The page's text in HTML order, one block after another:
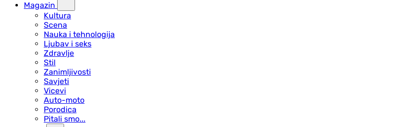
Magazin
Kultura
Scena
Nauka i tehnologija
Ljubav i seks
Zdravlje
Stil
Zanimljivosti
Savjeti
Vicevi
Auto-moto
Porodica
Pitali smo...